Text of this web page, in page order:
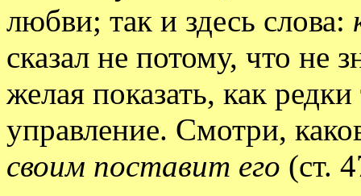
любви; так и здесь слова:
сказал не потому, что не
желая показать, как
управление. Смотри,
своим поставит его (ст.